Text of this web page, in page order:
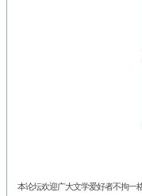
本论坛欢迎广大文学爱好者不拘一